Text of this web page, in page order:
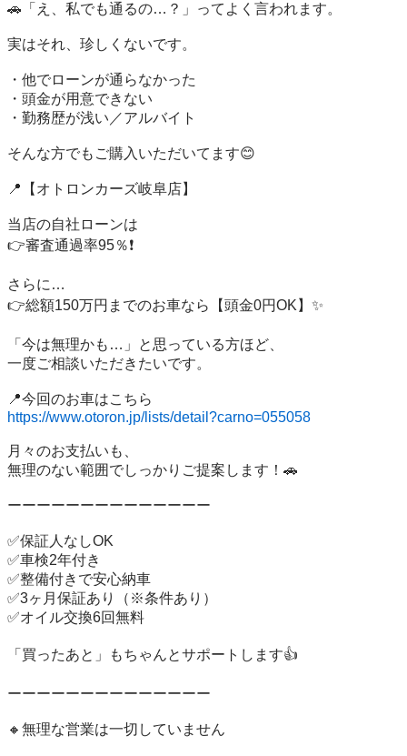
🚗「え、私でも通るの…？」ってよく言われます。
実はそれ、珍しくないです。
・他でローンが通らなかった
・頭金が用意できない
・勤務歴が浅い／アルバイト
そんな方でもご購入いただいてます😊
📍【オトロンカーズ岐阜店】
当店の自社ローンは
👉審査通過率95％❗️
さらに…
👉総額150万円までのお車なら【頭金0円OK】✨
「今は無理かも…」と思っている方ほど、
一度ご相談いただきたいです。
https://www.otoron.jp/lists/detail?carno=055058
月々のお支払いも、
無理のない範囲でしっかりご提案します！🚗
ーーーーーーーーーーーーーー
✅️保証人なしOK
✅️車検2年付き
✅️整備付きで安心納車
✅️3ヶ月保証あり（※条件あり）
✅️オイル交換6回無料
「買ったあと」もちゃんとサポートします👍
ーーーーーーーーーーーーーー
🔸無理な営業は一切していません